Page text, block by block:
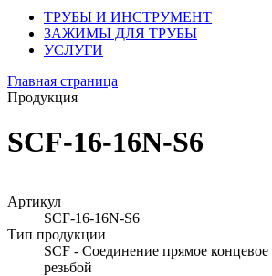
ТРУБЫ И ИНСТРУМЕНТ
ЗАЖИМЫ ДЛЯ ТРУБЫ
УСЛУГИ
Главная страница
Продукция
SCF-16-16N-S6
Артикул
SCF-16-16N-S6
Тип продукции
SCF - Соединение прямое концевое
резьбой